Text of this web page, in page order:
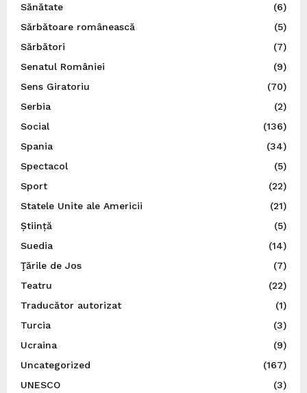
Sănătate
(6)
Sărbătoare românească
(5)
Sărbători
(7)
Senatul României
(9)
Sens Giratoriu
(70)
Serbia
(2)
Social
(136)
Spania
(34)
Spectacol
(5)
Sport
(22)
Statele Unite ale Americii
(21)
Știință
(5)
Suedia
(14)
Ţările de Jos
(7)
Teatru
(22)
Traducător autorizat
(1)
Turcia
(3)
Ucraina
(9)
Uncategorized
(167)
UNESCO
(3)